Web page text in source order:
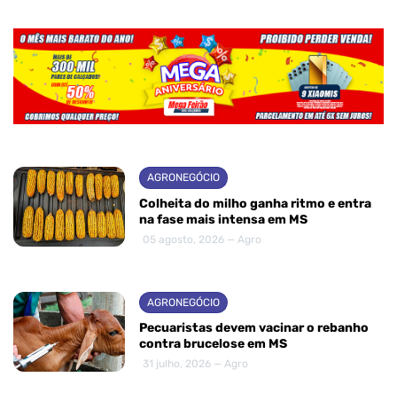
AGRONEGÓCIO
Colheita do milho ganha ritmo e entra
na fase mais intensa em MS
05 agosto, 2026 — Agro
AGRONEGÓCIO
Pecuaristas devem vacinar o rebanho
contra brucelose em MS
31 julho, 2026 — Agro